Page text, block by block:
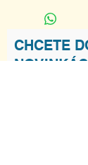
rozměru 3
závěsu,
zirkonkem.
5 cm.
CHCETE